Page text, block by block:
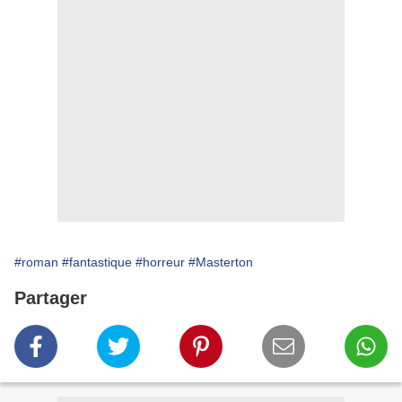
#roman #fantastique #horreur #Masterton
Partager